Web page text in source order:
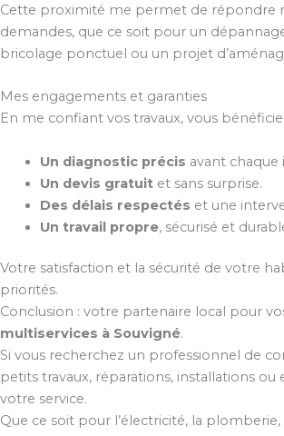
Cette proximité me permet de répondre
demandes, que ce soit pour un
bricolage ponctuel ou un projet
Mes engagements et garanties
En me confiant vos travaux, vous
Un diagnostic précis avant
Un devis gratuitet sans surprise.
Des délais respectés et une
Un travail propre, sécurisé et
Votre satisfaction et la sécurité de votre
priorités.
Conclusion : votre partenaire local pour
multiservices à Souvigné.
Si vous recherchez un professionnel de
petits travaux, réparations, installations ou
votre service.
Que ce soit pour l’électricité, la